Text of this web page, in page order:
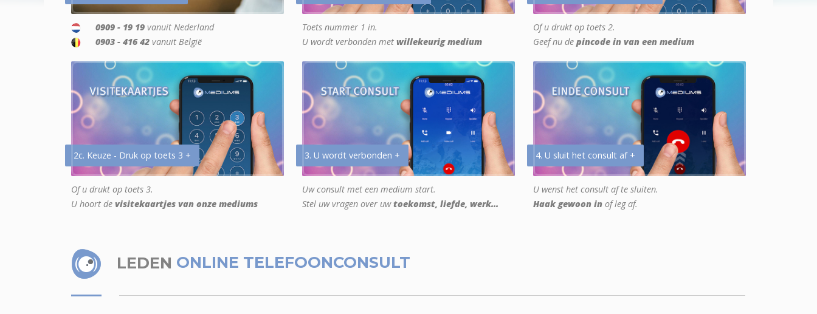
0909 - 19 19 vanuit Nederland
0903 - 416 42 vanuit België
Toets nummer 1 in.
U wordt verbonden met willekeurig medium
Of u drukt op toets 2.
Geef nu de pincode in van een medium
2c. Keuze - Druk op toets 3 +
Of u drukt op toets 3.
U hoort de visitekaartjes van onze mediums
3. U wordt verbonden +
Uw consult met een medium start.
Stel uw vragen over uwtoekomst, liefde, werk...
4. U sluit het consult af +
U wenst het consult af te sluiten.
Haak gewoon in of leg af.
LEDEN ONLINE TELEFOONCONSULT